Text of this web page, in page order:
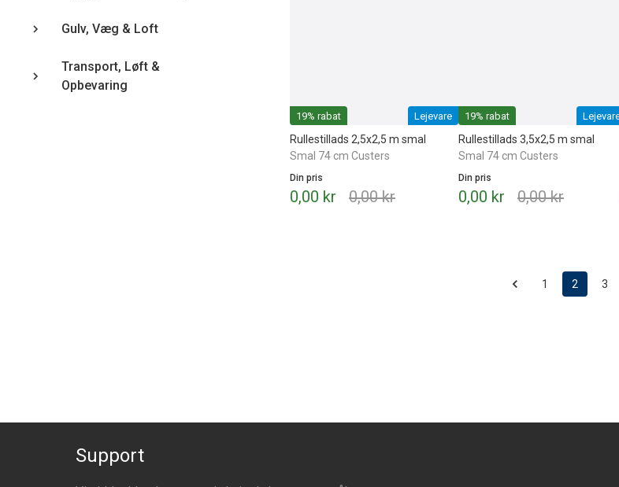
Gulv, Væg & Loft
Transport, Løft &
Opbevaring
19% rabat Lejevare
Rullestillads 2,5x2,5 m smal
Smal 74 cm Custers
Din pris
0,00 kr 0,00 kr
19% rabat
Rullestillads 3,5x2,5 m smal
Smal 74 cm Custers
Din pris
0,00 kr 0,00 kr
1 2 3
Support